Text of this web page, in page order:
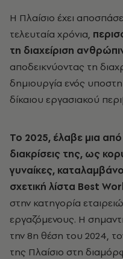
Η Πλαίσιο έχει
τελευταία χρόνια,
τη διαχείριση
αποδεικνύοντας τη
δημιουργία ενός
δίκαιου εργασιακού
Το 2025, έλαβε μια
διακρίσεις της, ως
γυναίκες,
σχετική λίστα Best
στην κατηγορία
εργαζόμενους. Η
την 8η θέση του 2024,
της Πλαίσιο στη